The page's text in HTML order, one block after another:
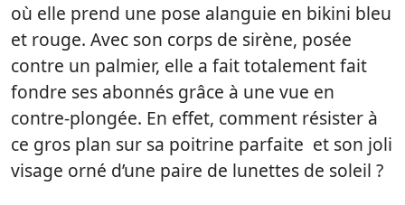
où elle prend une pose alanguie en bikini bleu
et rouge. Avec son corps de sirène, posée
contre un palmier, elle a fait totalement fait
fondre ses abonnés grâce à une vue en
contre-plongée. En effet, comment résister à
ce gros plan sur sa poitrine parfaite et son joli
visage orné d’une paire de lunettes de soleil ?